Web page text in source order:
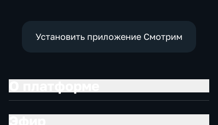
Установить приложение Смотрим